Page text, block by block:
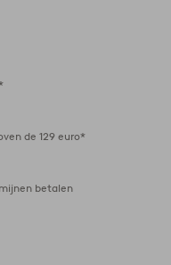
de 129 euro*
betalen